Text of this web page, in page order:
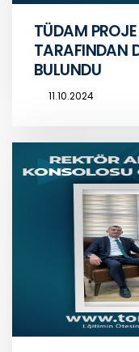
TÜDAM
TARAFINDAN
BULUNDU
11.10.2024